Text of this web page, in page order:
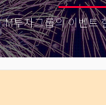
M투자그룹의 이벤트